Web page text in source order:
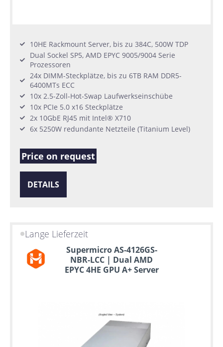
10HE Rackmount Server, bis zu 384C, 500W TDP
Dual Sockel SP5, AMD EPYC 9005/9004 Serie
Prozessoren
24x DIMM-Steckplätze, bis zu 6TB RAM DDR5-
6400MTs ECC
10x 2.5-Zoll-Hot-Swap Laufwerkseinschübe
10x PCIe 5.0 x16 Steckplätze
2x 10GbE RJ45 mit Intel® X710
6x 5250W redundante Netzteile (Titanium Level)
Price on request
DETAILS
Lange Lieferzeit
Supermicro AS-4126GS-
NBR-LCC | Dual AMD
EPYC 4HE GPU A+ Server